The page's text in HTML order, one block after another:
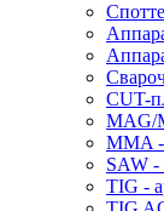
CUT-
MAG/
MMA -
SAW -
TIG -